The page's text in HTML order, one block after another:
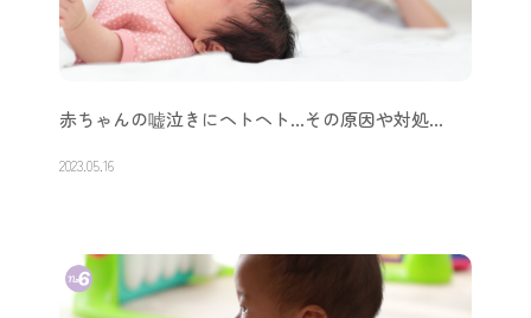
赤ちゃんの嘘泣きにヘトヘト…その原因や対処…
2023.05.16